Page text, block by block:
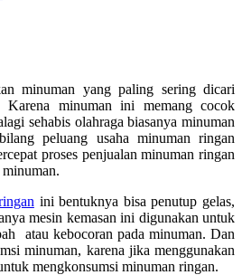
minuman yang paling sering dicari
Karena minuman ini memang cocok
sehabis olahraga biasanya minuman
peluang usaha minuman ringan
proses penjualan minuman ringan
minuman.
ini bentuknya bisa penutup gelas,
mesin kemasan ini digunakan untuk
atau kebocoran pada minuman. Dan
minuman, karena jika menggunakan
mengkonsumsi minuman ringan.